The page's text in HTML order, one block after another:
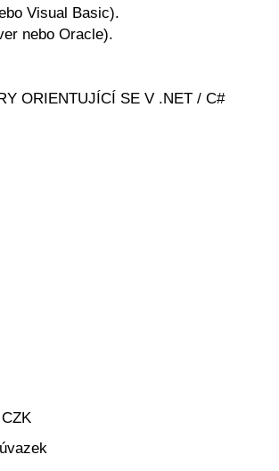
Visual Basic).
nebo Oracle).
ORIENTUJÍCÍ SE V .NET / C#